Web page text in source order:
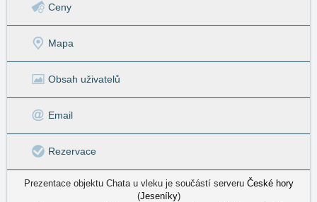
Ceny
Mapa
Obsah uživatelů
Email
Rezervace
Prezentace objektu Chata u vleku je součástí serveru České hory
(Jeseníky)